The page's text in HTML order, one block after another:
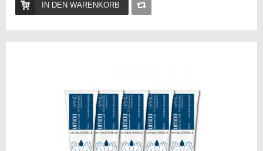
IN DEN WARENKORB